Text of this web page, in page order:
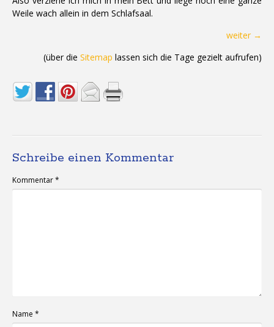
Weile wach allein in dem Schlafsaal.
weiter →
(über die Sitemap lassen sich die Tage gezielt aufrufen)
Schreibe einen Kommentar
Kommentar*
Name *